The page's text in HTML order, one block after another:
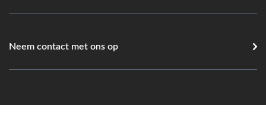
Neem contact met ons op